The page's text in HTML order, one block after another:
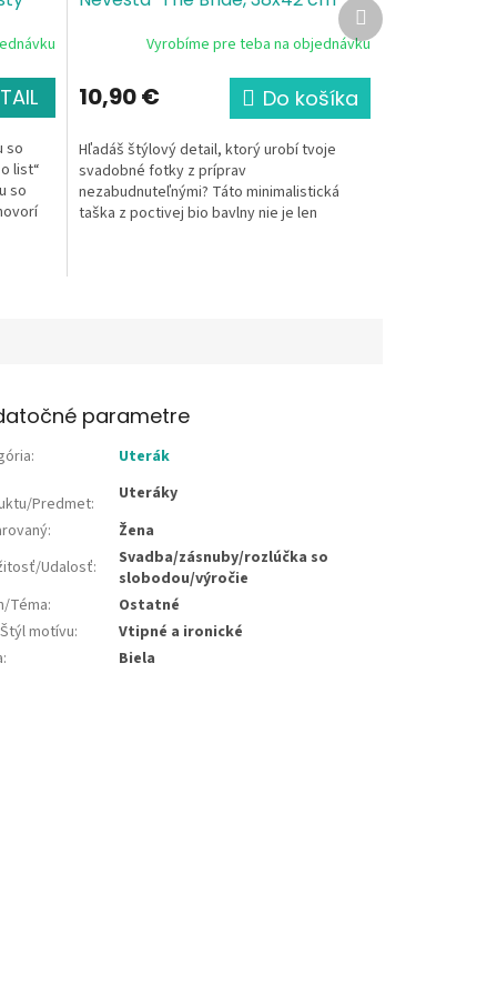
so
list“
so
certifikovaná bio bavlna, canvas,
gramáž 340g/m²
Vyrobíme pre teba na objednávku
10,90 € Do košíka
Hľadáš štýlový detail, ktorý urobí tvoje
svadobné fotky z príprav
nezabudnuteľnými? Táto minimalistická
taška z poctivej bio bavlny nie je len
Ďalší
produkt
parametre
: Uterák
Predmet:
Uteráky
:
Žena
Udalosť:
Svadba/zásnuby/rozlúčka so
slobodou/výročie
Téma:
Ostatné
motívu:
Vtipné a ironické
: Biela